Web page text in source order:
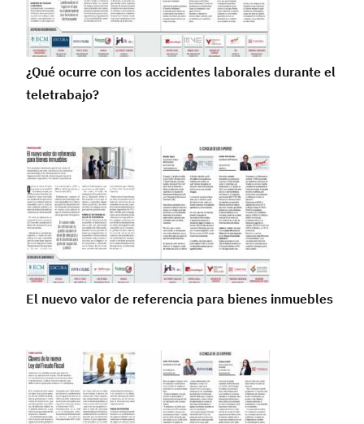
¿Qué ocurre con los accidentes laborales durante el
teletrabajo?
El nuevo valor de referencia para bienes inmuebles